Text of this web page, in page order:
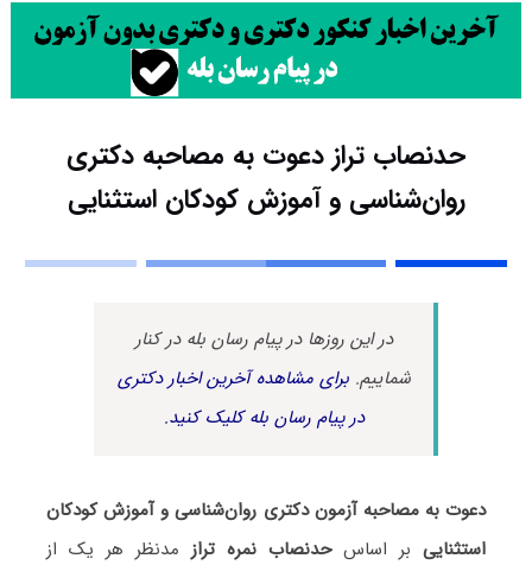
حدنصاب تراز دعوت به مصاحبه دکتری
روان‌شناسی و آموزش کودکان استثنایی
در این روزها در پیام رسان بله در کنار
شماییم.برای مشاهده آخرین اخبار دکتری
در پیام رسان بله کلیک کنید.
دعوت به مصاحبه آزمون دکتری روان‌شناسی و آموزش کودکان
استثناییبر اساسحدنصاب نمره ترازمدنظر هر یک از